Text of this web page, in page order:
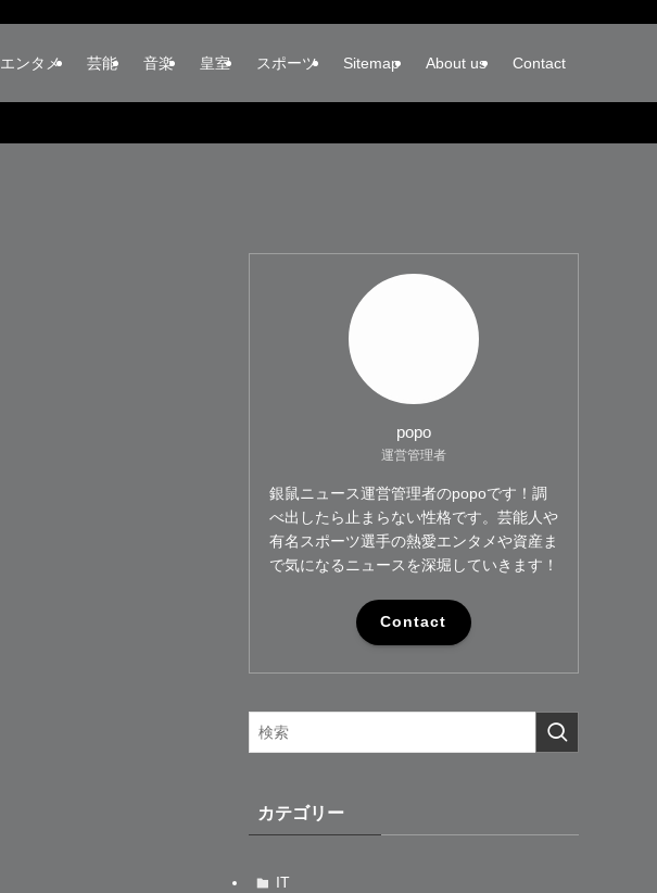
エンタメ 芸能 音楽 皇室 スポーツ Sitemap About us Contact
popo
運営管理者
銀鼠ニュース運営管理者のpopoです！調
べ出したら止まらない性格です。芸能人や
有名スポーツ選手の熱愛エンタメや資産ま
で気になるニュースを深堀していきます！
Contact
カテゴリー
IT